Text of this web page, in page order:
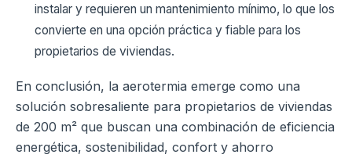
instalar y requieren un mantenimiento mínimo, lo que los
convierte en una opción práctica y fiable para los
propietarios de viviendas.
En conclusión, la aerotermia emerge como una
solución sobresaliente para propietarios de viviendas
de 200 m² que buscan una combinación de eficiencia
energética, sostenibilidad, confort y ahorro